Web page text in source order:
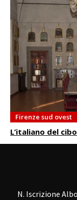
Firenze sud ovest
L’italiano del
N. Iscrizione